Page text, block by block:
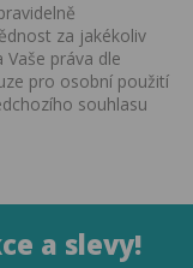
za jakékoliv
práva dle
pro osobní použití
souhlasu
a slevy!